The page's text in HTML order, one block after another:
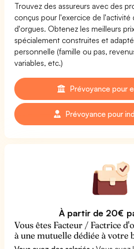
Trouvez des assureurs avec des
conçus pour l'exercice de l'activité
d'orgues. Obtenez les meilleurs
spécialement construites et
personnelle (famille ou pas,
variables, etc.)
Prévoyance pour
Prévoyance pour
À partir de 20€
Vous êtes Facteur / Factrice
à une mutuelle dédiée à votre